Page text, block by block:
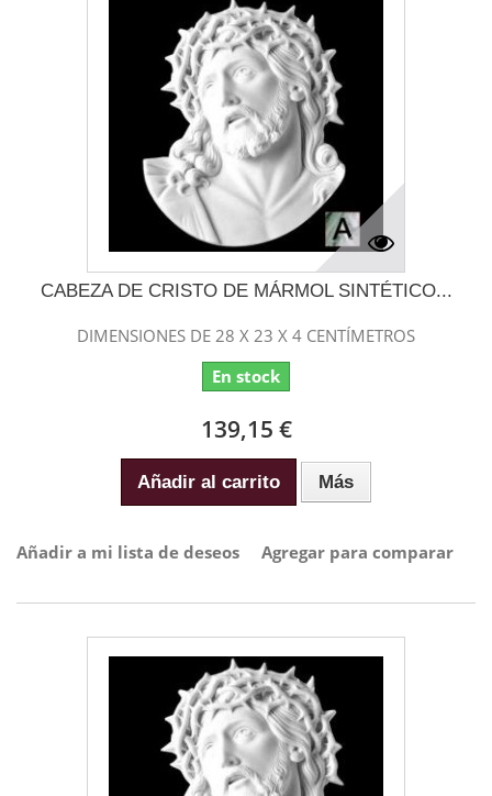
CABEZA DE CRISTO DE MÁRMOL SINTÉTICO...
DIMENSIONES DE 28 X 23 X 4 CENTÍMETROS
En stock
139,15 €
Añadir al carrito Más
Añadir a mi lista de deseos Agregar para comparar